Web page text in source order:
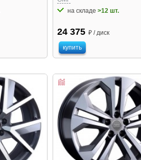
на складе >12 шт.
24 375 ₽ / диск
купить